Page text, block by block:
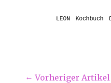
LEON Kochbuch
Vorheriger Artikel